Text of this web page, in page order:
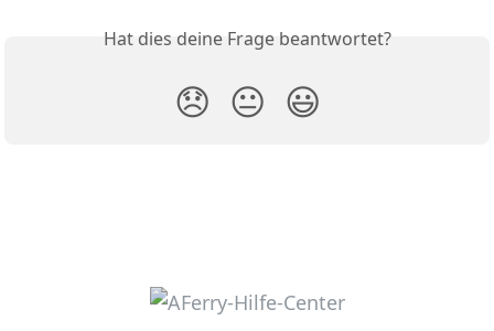
Hat dies deine Frage beantwortet?
😞 😐 😃